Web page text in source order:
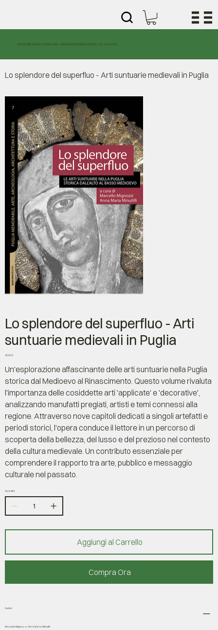
SPEDIZIONE GRATUITA SOPRA I 30€ — CHIUSURA PER FERIE ESTIVE DAL 7 AL 23 AGOSTO
Lo splendore del superfluo - Arti suntuarie medievali in Puglia
Lo splendore del superfluo - Arti
suntuarie medievali in Puglia
Prezzo
25,00 €
Un'esplorazione affascinante delle arti suntuarie nella Puglia
storica dal Medioevo al Rinascimento. Questo volume rivaluta
l'importanza delle cosiddette arti 'applicate' e 'decorative',
analizzando manufatti pregiati, artisti e temi connessi alla
regione. Attraverso nove capitoli dedicati a singoli artefatti e
periodi storici, l'opera conduce il lettore in un percorso di
scoperta della bellezza, del lusso e del prezioso nel contesto
della cultura medievale. Un contributo essenziale per
comprendere il rapporto tra arte, pubblico e messaggio
culturale nel passato.
Quantità
Aggiungi al Carrello
Compra Ora
Autore
Marcello Mignozzi, Anna Maria Minutilli